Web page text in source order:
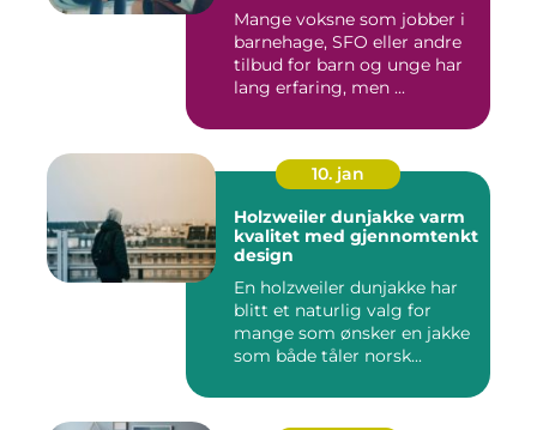
Mange voksne som jobber i
barnehage, SFO eller andre
tilbud for barn og unge har
lang erfaring, men ...
10. jan
Holzweiler dunjakke varm
kvalitet med gjennomtenkt
design
En holzweiler dunjakke har
blitt et naturlig valg for
mange som ønsker en jakke
som både tåler norsk...